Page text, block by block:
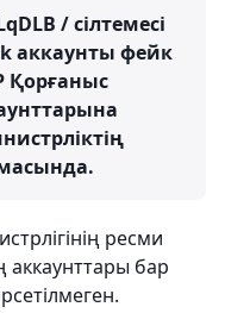
/ сілтемесі
аккаунты фейк
ресми
бар